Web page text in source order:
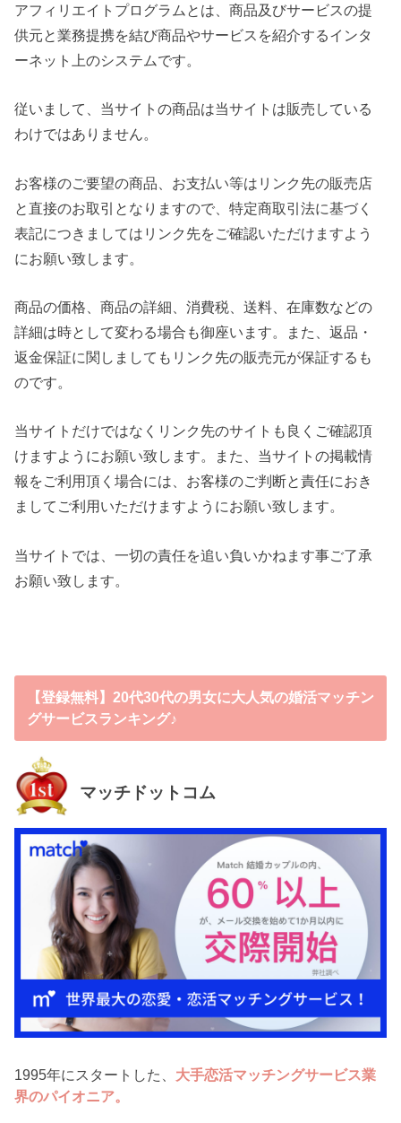
アフィリエイトプログラムとは、商品及びサービスの提
供元と業務提携を結び商品やサービスを紹介するインタ
ーネット上のシステムです。
従いまして、当サイトの商品は当サイトは販売している
わけではありません。
お客様のご要望の商品、お支払い等はリンク先の販売店
と直接のお取引となりますので、特定商取引法に基づく
表記につきましてはリンク先をご確認いただけますよう
にお願い致します。
商品の価格、商品の詳細、消費税、送料、在庫数などの
詳細は時として変わる場合も御座います。また、返品・
返金保証に関しましてもリンク先の販売元が保証するも
のです。
当サイトだけではなくリンク先のサイトも良くご確認頂
けますようにお願い致します。また、当サイトの掲載情
報をご利用頂く場合には、お客様のご判断と責任におき
ましてご利用いただけますようにお願い致します。
当サイトでは、一切の責任を追い負いかねます事ご了承
お願い致します。
【登録無料】20代30代の男女に大人気の婚活マッチン
グサービスランキング♪
マッチドットコム
1995年にスタートした、 大手恋活マッチングサービス業
界のパイオニア。